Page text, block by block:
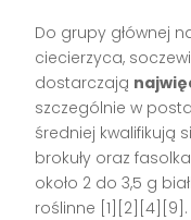
Do grupy głównej
ciecierzyca,
dostarczają
szczególnie w
średniej kwalifikują
brokuły oraz
około 2 do 3,5 g
roślinne [1][2][4][9].